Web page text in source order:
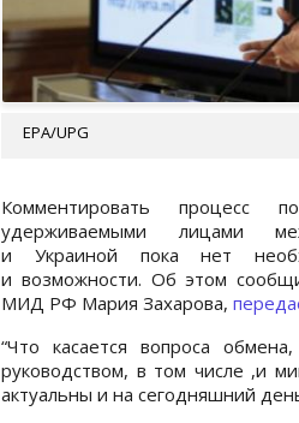
EPA/UPG
Комментировать процесс
удерживаемыми лицами
и Украиной пока нет
и возможности. Об этом
МИД РФ Мария Захарова,
“Что касается вопроса
руководством, в том числе ,и
актуальны и на сегодняшний